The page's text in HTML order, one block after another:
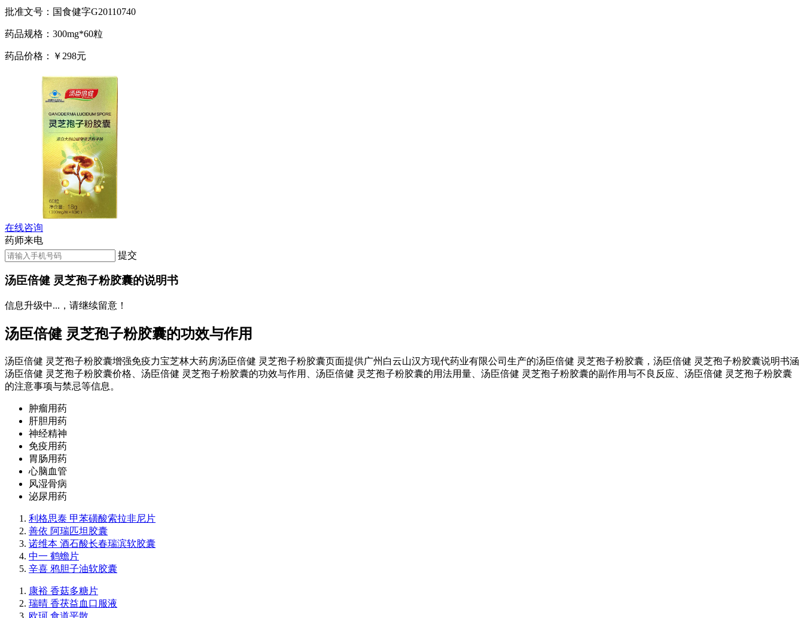
批准文号：国食健字G20110740
药品规格：300mg*60粒
药品价格：￥298元
在线咨询
药师来电
提交
汤臣倍健 灵芝孢子粉胶囊的说明书
信息升级中...，请继续留意！
汤臣倍健 灵芝孢子粉胶囊的功效与作用
汤臣倍健 灵芝孢子粉胶囊增强免疫力宝芝林大药房汤臣倍健 灵芝孢子粉胶囊页面提供广州白云山汉方现代药业有限公司生产的汤臣倍健 灵芝孢子粉胶囊，汤臣倍健 灵芝孢子粉胶囊说明书涵
汤臣倍健 灵芝孢子粉胶囊价格、汤臣倍健 灵芝孢子粉胶囊的功效与作用、汤臣倍健 灵芝孢子粉胶囊的用法用量、汤臣倍健 灵芝孢子粉胶囊的副作用与不良反应、汤臣倍健 灵芝孢子粉胶囊
的注意事项与禁忌等信息。
肿瘤用药
肝胆用药
神经精神
免疫用药
胃肠用药
心脑血管
风湿骨病
泌尿用药
利格思泰 甲苯磺酸索拉非尼片
善依 阿瑞匹坦胶囊
诺维本 酒石酸长春瑞滨软胶囊
中一 鹤蟾片
辛喜 鸦胆子油软胶囊
康裕 香菇多糖片
瑞晴 香茯益血口服液
欧珂 食道平散